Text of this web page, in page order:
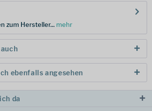
zum Hersteller... mehr
ebenfalls angesehen
da